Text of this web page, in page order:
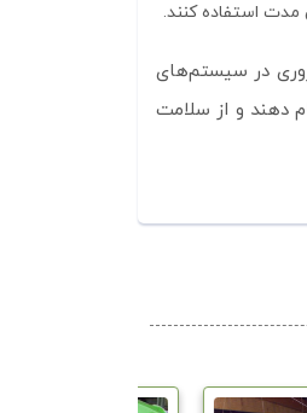
مدت استفاده کنند.
یک قطعه ضروری در سیستم‌های
دهند و از سلامت